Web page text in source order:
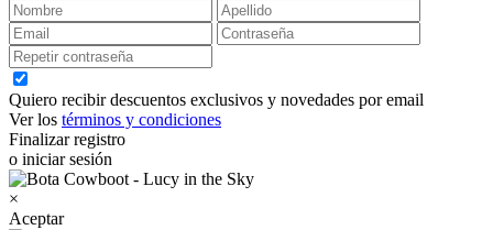
Quiero recibir descuentos exclusivos y novedades por email
Ver los términos y condiciones
Finalizar registro
o iniciar sesión
×
Aceptar